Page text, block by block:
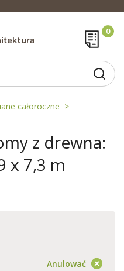
całoroczne
z drewna:
x 7,3 m
Anulować